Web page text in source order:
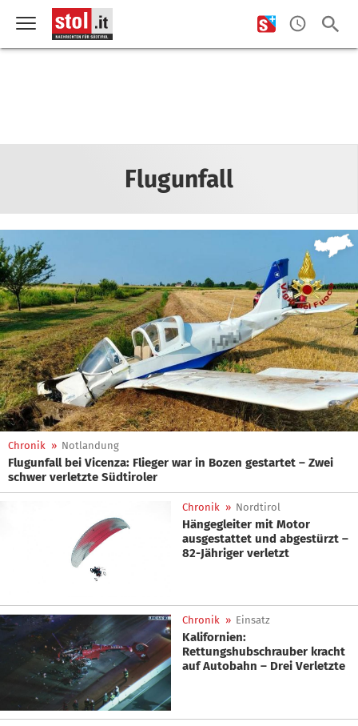
Flugunfall
Chronik » Notlandung
Flugunfall bei Vicenza: Flieger war in Bozen gestartet – Zwei
schwer verletzte Südtiroler
Chronik » Nordtirol
Hängegleiter mit Motor
ausgestattet und abgestürzt –
82-Jähriger verletzt
Chronik » Einsatz
Kalifornien:
Rettungshubschrauber kracht
auf Autobahn – Drei Verletzte